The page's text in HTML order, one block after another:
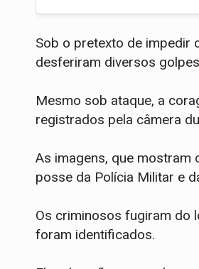
Sob o pretexto de impedir
desferiram diversos
​Mesmo sob ataque, a
registrados pela câmera
As imagens, que mostram
posse da Polícia Militar e
​Os criminosos fugiram do
foram identificados.